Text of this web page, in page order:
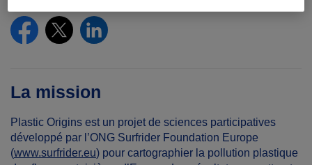
La mission
Plastic Origins est un projet de sciences participatives
développé par l’ONG Surfrider Foundation Europe
(www.surfrider.eu) pour cartographier la pollution plastique